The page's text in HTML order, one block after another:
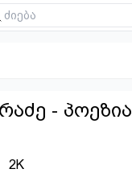
- პოეზია
2K